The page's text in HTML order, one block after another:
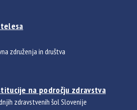
združenja in društva
na področju zdravstva
zdravstvenih šol Slovenije